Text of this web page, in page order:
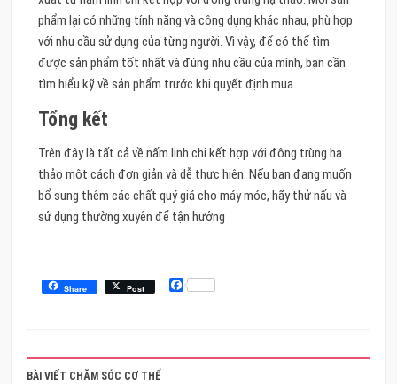
phẩm lại có những tính năng và công dụng khác nhau, phù hợp
với nhu cầu sử dụng của từng người. Vì vậy, để có thể tìm
được sản phẩm tốt nhất và đúng nhu cầu của mình, bạn cần
tìm hiểu kỹ về sản phẩm trước khi quyết định mua.
Tổng kết
Trên đây là tất cả về nấm linh chi kết hợp với đông trùng hạ
thảo một cách đơn giản và dễ thực hiện. Nếu bạn đang muốn
bổ sung thêm các chất quý giá cho máy móc, hãy thử nấu và
sử dụng thường xuyên để tận hưởng
Share Post Facebook
BÀI VIẾT CHĂM SÓC CƠ THỂ